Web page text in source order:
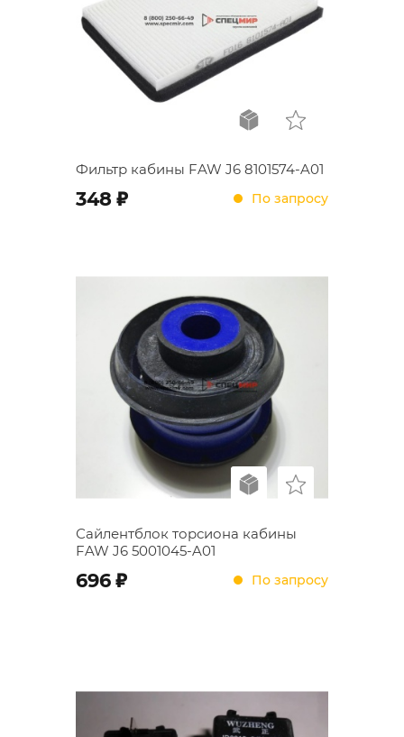
Фильтр кабины FAW J6 8101574-A01
348 ; По запросу
Сайлентблок торсиона кабины
FAW J6 5001045-A01
696 ; По запросу